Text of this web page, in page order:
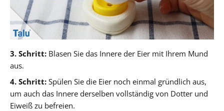
3. Schritt: Blasen Sie das Innere der Eier mit Ihrem Mund
aus.
4. Schritt: Spülen Sie die Eier noch einmal gründlich aus,
um auch das Innere derselben vollständig von Dotter und
Eiweiß zu befreien.